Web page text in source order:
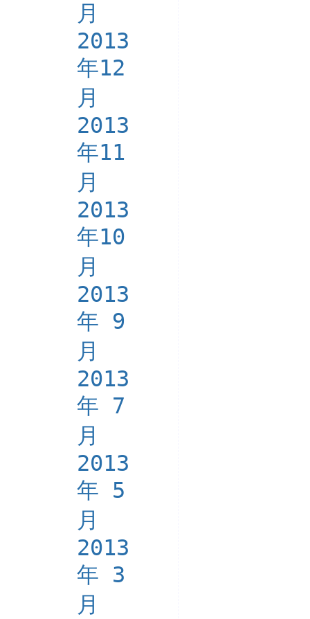
月
2013
年12
月
2013
年11
月
2013
年10
月
2013
年 9
月
2013
年 7
月
2013
年 5
月
2013
年 3
月